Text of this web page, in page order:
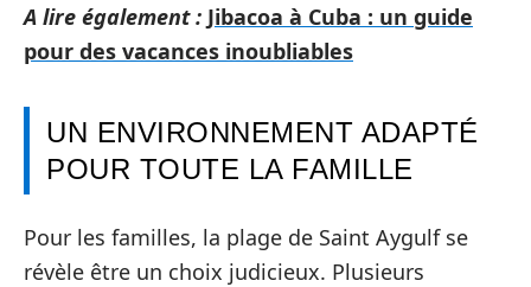
A lire également : Jibacoa à Cuba : un guide
pour des vacances inoubliables
UN ENVIRONNEMENT ADAPTÉ
POUR TOUTE LA FAMILLE
Pour les familles, la plage de Saint Aygulf se
révèle être un choix judicieux. Plusieurs